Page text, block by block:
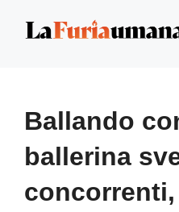
Ballando
ballerina